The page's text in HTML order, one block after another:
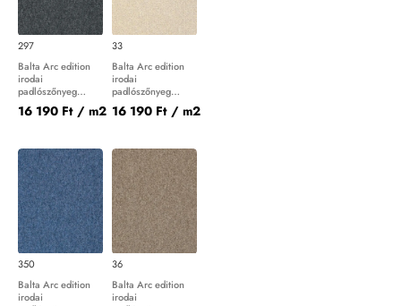
297
Balta Arc edition
irodai
padlószőnyeg
Master 297
16 190 Ft / m2
33
Balta Arc edition
irodai
padlószőnyeg
Master 33
16 190 Ft / m2
350
Balta Arc edition
irodai
36
Balta Arc edition
irodai